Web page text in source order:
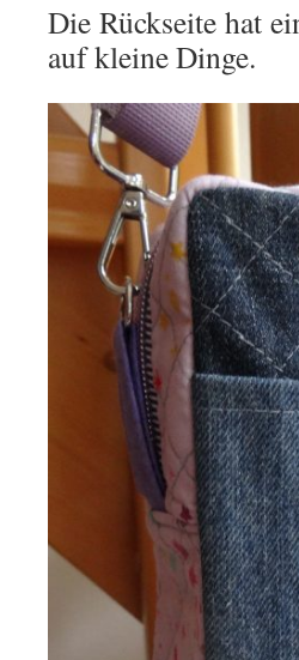
Die Rückseite hat
auf kleine Dinge.